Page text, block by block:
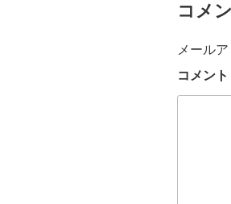
コメ
メール
コメント